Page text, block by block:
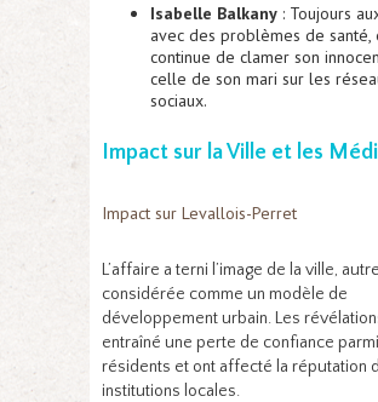
Isabelle Balkany : Toujours
avec des problèmes de santé,
continue de clamer son
celle de son mari sur les
sociaux.
Impact sur la Ville et les
Impact sur Levallois-Perret
L’affaire a terni l’image de la ville,
considérée comme un modèle de
développement urbain. Les
entraîné une perte de confiance
résidents et ont affecté la réputation
institutions locales.